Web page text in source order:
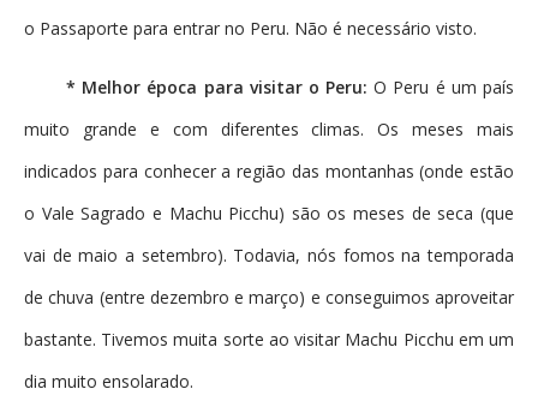
o Passaporte para entrar no Peru. Não é necessário visto.
* Melhor época para visitar o Peru: O Peru é um país
muito grande e com diferentes climas. Os meses mais
indicados para conhecer a região das montanhas (onde estão
o Vale Sagrado e Machu Picchu) são os meses de seca (que
vai de maio a setembro). Todavia, nós fomos na temporada
de chuva (entre dezembro e março) e conseguimos aproveitar
bastante. Tivemos muita sorte ao visitar Machu Picchu em um
dia muito ensolarado.